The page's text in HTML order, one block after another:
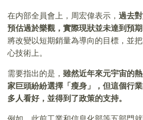
在内部全員會上，周宏偉表示， 過去
預估過於樂觀，實際現狀並未達到預期
將改變以短期銷量為導向的目標，並
心技術上。
需要指出的是， 雖然近年來元宇宙的
家巨頭紛紛選擇「瘦身」，但這個行
多人看好，並得到了政策的支持。